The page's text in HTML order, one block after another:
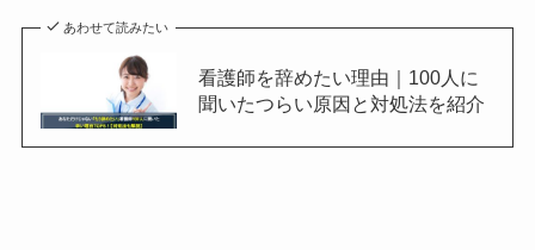
あわせて読みたい
看護師を辞めたい理由｜100人に
聞いたつらい原因と対処法を紹介